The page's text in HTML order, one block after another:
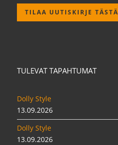
TILAA UUTISKIRJE TÄSTÄ
TULEVAT TAPAHTUMAT
Dolly Style
13.09.2026
Dolly Style
13.09.2026